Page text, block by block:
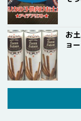
お
ョ